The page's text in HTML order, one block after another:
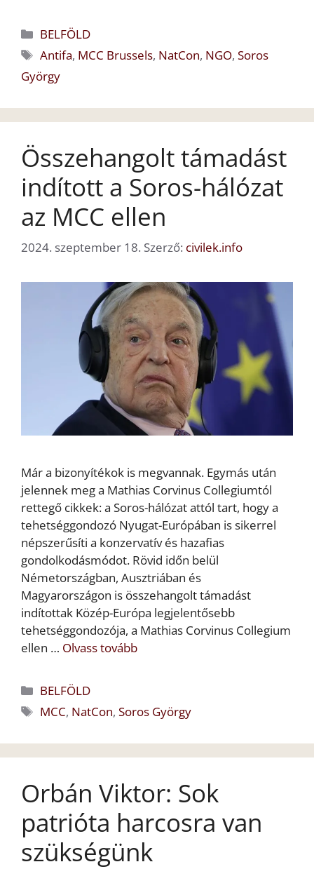
Kategória
BELFÖLD
Címkék
Antifa, MCC Brussels, NatCon, NGO,Soros
György
Összehangolt támadást
indított a Soros-hálózat
az MCC ellen
2024. szeptember 18. Szerző: civilek.info
Már a bizonyítékok is megvannak. Egymás után
jelennek meg a Mathias Corvinus Collegiumtól
rettegő cikkek: a Soros-hálózat attól tart, hogy a
tehetséggondozó Nyugat-Európában is sikerrel
népszerűsíti a konzervatív és hazafias
gondolkodásmódot. Rövid időn belül
Németországban, Ausztriában és
Magyarországon is összehangolt támadást
indítottak Közép-Európa legjelentősebb
tehetséggondozója, a Mathias Corvinus Collegium
ellen … Olvass tovább
Kategória
BELFÖLD
Címkék
MCC, NatCon,Soros György
Orbán Viktor: Sok
patrióta harcosra van
szükségünk